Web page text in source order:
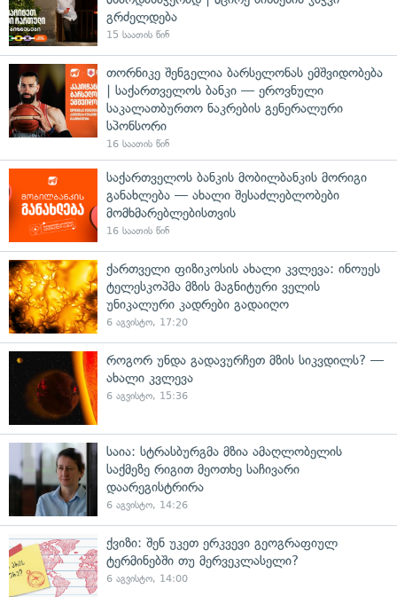
გრძელდება
15 საათის წინ
თორნიკე შენგელია ბარსელონას ემშვიდობება
| საქართველოს ბანკი — ეროვნული
საკალათბურთო ნაკრების გენერალური
სპონსორი
16 საათის წინ
საქართველოს ბანკის მობილბანკის მორიგი
განახლება — ახალი შესაძლებლობები
მომხმარებლებისთვის
16 საათის წინ
ქართველი ფიზიკოსის ახალი კვლევა: ინოუეს
ტელესკოპმა მზის მაგნიტური ველის
უნიკალური კადრები გადაიღო
6 აგვისტო, 17:20
როგორ უნდა გადავურჩეთ მზის სიკვდილს? —
ახალი კვლევა
6 აგვისტო, 15:36
საია: სტრასბურგმა მზია ამაღლობელის
საქმეზე რიგით მეოთხე საჩივარი
დაარეგისტრირა
6 აგვისტო, 14:26
ქვიზი: შენ უკეთ ერკვევი გეოგრაფიულ
ტერმინებში თუ მერვეკლასელი?
6 აგვისტო, 14:00